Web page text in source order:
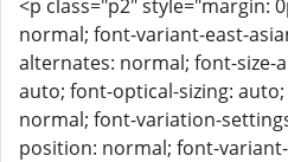
<p class="p2" style="margin:
normal; font-variant-east-
alternates: normal; font-size-
auto; font-optical-sizing:
normal; font-variation-
position: normal; font-